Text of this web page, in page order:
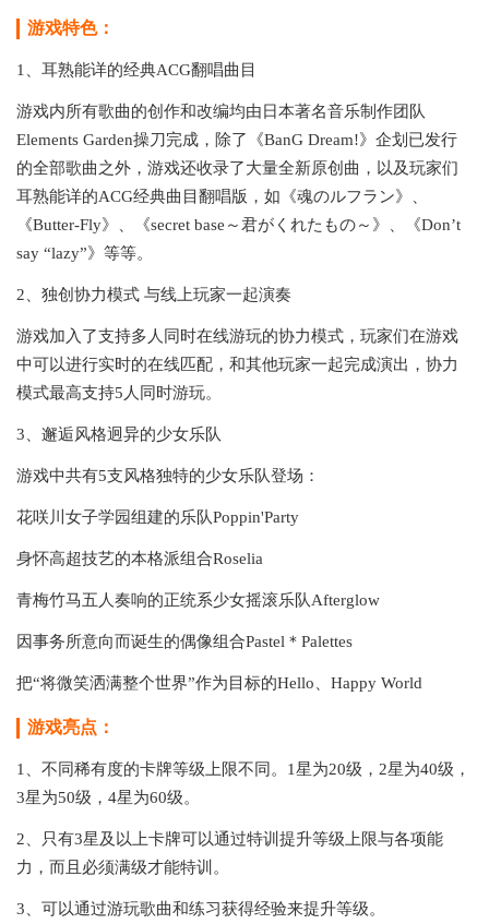
游戏特色：
1、耳熟能详的经典ACG翻唱曲目
游戏内所有歌曲的创作和改编均由日本著名音乐制作团队
Elements Garden操刀完成，除了《BanG Dream!》企划已发行
的全部歌曲之外，游戏还收录了大量全新原创曲，以及玩家们
耳熟能详的ACG经典曲目翻唱版，如《魂のルフラン》、
《Butter-Fly》、《secret base～君がくれたもの～》、《Don’t
say “lazy”》等等。
2、独创协力模式 与线上玩家一起演奏
游戏加入了支持多人同时在线游玩的协力模式，玩家们在游戏
中可以进行实时的在线匹配，和其他玩家一起完成演出，协力
模式最高支持5人同时游玩。
3、邂逅风格迥异的少女乐队
游戏中共有5支风格独特的少女乐队登场：
花咲川女子学园组建的乐队Poppin'Party
身怀高超技艺的本格派组合Roselia
青梅竹马五人奏响的正统系少女摇滚乐队Afterglow
因事务所意向而诞生的偶像组合Pastel＊Palettes
把“将微笑洒满整个世界”作为目标的Hello、Happy World
游戏亮点：
1、不同稀有度的卡牌等级上限不同。1星为20级，2星为40级，
3星为50级，4星为60级。
2、只有3星及以上卡牌可以通过特训提升等级上限与各项能
力，而且必须满级才能特训。
3、可以通过游玩歌曲和练习获得经验来提升等级。